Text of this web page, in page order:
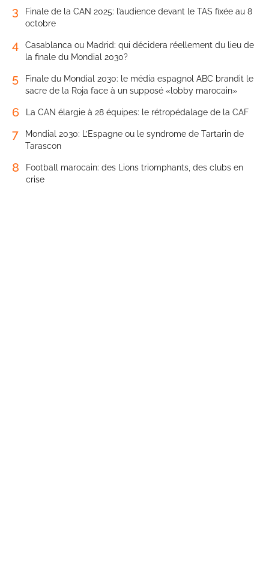
3
Finale de la CAN 2025: l’audience devant le TAS fixée au 8
octobre
4
Casablanca ou Madrid: qui décidera réellement du lieu de
la finale du Mondial 2030?
5
Finale du Mondial 2030: le média espagnol ABC brandit le
sacre de la Roja face à un supposé «lobby marocain»
6 La CAN élargie à 28 équipes: le rétropédalage de la CAF
7
Mondial 2030: L’Espagne ou le syndrome de Tartarin de
Tarascon
8
Football marocain: des Lions triomphants, des clubs en
crise